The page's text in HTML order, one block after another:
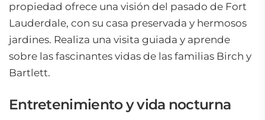
propiedad ofrece una visión del pasado de Fort
Lauderdale, con su casa preservada y hermosos
jardines. Realiza una visita guiada y aprende
sobre las fascinantes vidas de las familias Birch y
Bartlett.
Entretenimiento y vida nocturna